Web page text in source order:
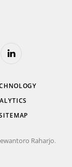
LinkedIn
Raharjo.